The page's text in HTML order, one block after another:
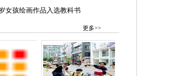
女孩绘画作品入选教科书
更多>>